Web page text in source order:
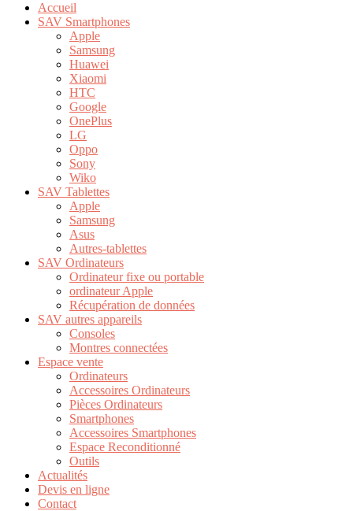
Accueil
SAV Smartphones
Apple
Samsung
Huawei
Xiaomi
HTC
Google
OnePlus
LG
Oppo
Sony
Wiko
SAV Tablettes
Apple
Samsung
Asus
Autres-tablettes
SAV Ordinateurs
Ordinateur fixe ou portable
ordinateur Apple
Récupération de données
SAV autres appareils
Consoles
Montres connectées
Espace vente
Ordinateurs
Accessoires Ordinateurs
Pièces Ordinateurs
Smartphones
Accessoires Smartphones
Espace Reconditionné
Outils
Actualités
Devis en ligne
Contact